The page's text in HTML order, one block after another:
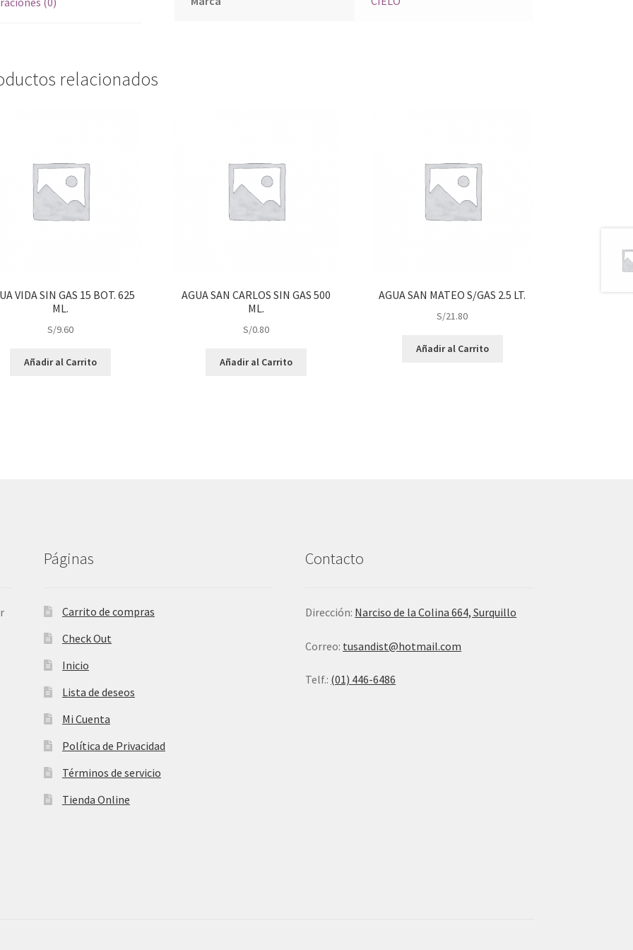
relacionados
VIDA SIN GAS 15 BOT. 625
ML.
S/9.60
Añadir al Carrito
AGUA SAN CARLOS SIN GAS 500
ML.
S/0.80
Añadir al Carrito
AGUA SAN MATEO S/GAS 2.5 LT.
S/21.80
Añadir al Carrito
Páginas
Carrito de compras
Check Out
Inicio
Lista de deseos
Mi Cuenta
Política de Privacidad
Términos de servicio
Tienda Online
Contacto
Dirección: Narciso de la Colina 664, Surquillo
Correo: tusandist@hotmail.com
Telf.: (01) 446-6486